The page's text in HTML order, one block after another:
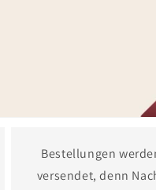
Bestellungen
versendet, denn